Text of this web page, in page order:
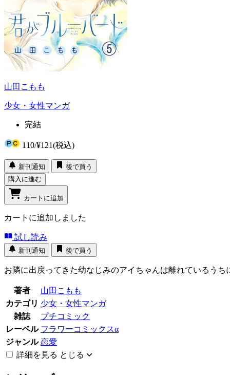
山田こもも
少女・女性マンガ
完結
110/¥121(税込)
新刊通知
後で買う
購入に進む
カートに追加
カートに追加しました
試し読み
新刊通知 後で買う
お隣に出戻ってきた幼なじみのアイちゃんは離れているう
著者
山田こもも
カテゴリ 少女・女性マンガ
雑誌
プチコミック
レーベル フラワーコミックスα
ジャンル 恋愛
詳細を見る とじる